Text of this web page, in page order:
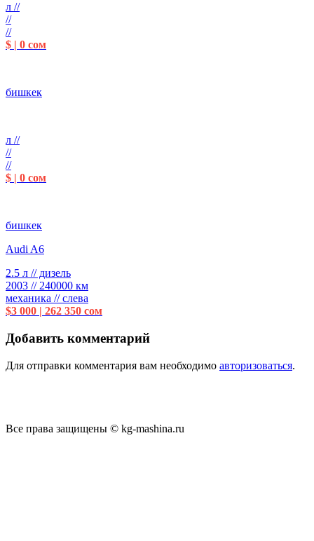
л //
//
//
$ | 0 сом
бишкек
л //
//
//
$ | 0 сом
бишкек
Audi A6
2.5 л // дизель
2003 // 240000 км
механика // слева
$3 000 | 262 350 сом
Добавить комментарий
Для отправки комментария вам необходимо авторизоваться.
Все права защищены © kg-mashina.ru